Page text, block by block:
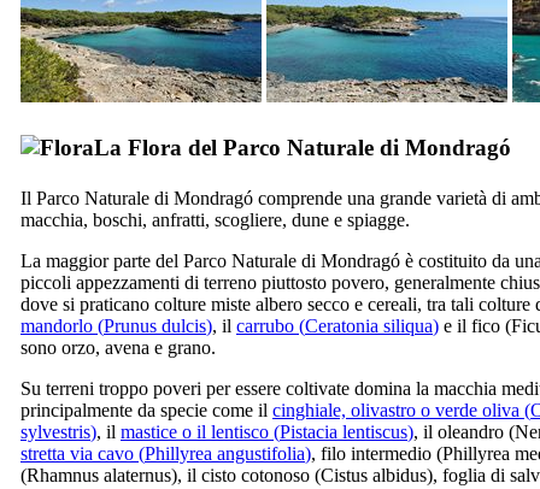
La Flora del Parco Naturale di Mondragó
Il Parco Naturale di Mondragó comprende una grande varietà di
macchia, boschi, anfratti, scogliere, dune e spiagge.
La maggior parte del Parco Naturale di Mondragó è costituito da
piccoli appezzamenti di terreno piuttosto povero, generalmente
dove si praticano colture miste albero secco e cereali, tra tali
mandorlo (Prunus dulcis), il carrubo (Ceratonia siliqua) e il fico (
sono orzo, avena e grano.
Su terreni troppo poveri per essere coltivate domina la macchia
principalmente da specie come il cinghiale, olivastro o verde oliva (
sylvestris), il mastice o il lentisco (Pistacia lentiscus), il oleandro (
stretta via cavo (Phillyrea angustifolia), filo intermedio (Phillyrea
(Rhamnus alaternus), il cisto cotonoso (Cistus albidus), foglia di